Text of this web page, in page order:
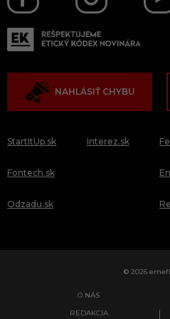
NAHLÁSIŤ CHYBU
StartItUp.sk
Fontech.sk
Odzadu.sk
Interez.sk
© 2026
O NÁS
REDAKCIA